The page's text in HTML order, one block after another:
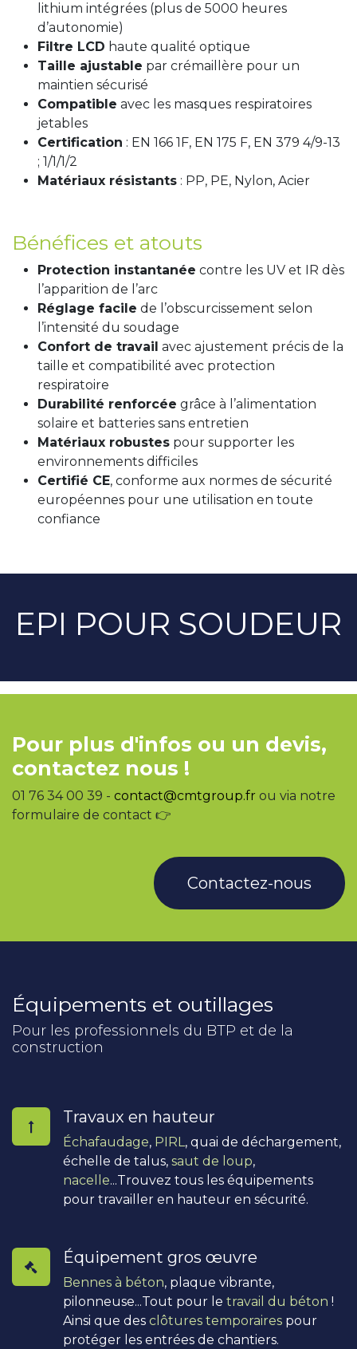
lithium intégrées (plus de 5000 heures
d’autonomie)
Filtre LCD haute qualité optique
Taille ajustable par crémaillère pour un
maintien sécurisé
Compatible avec les masques respiratoires
jetables
Certification : EN 166 1F, EN 175 F, EN 379 4/9-13
; 1/1/1/2
Matériaux résistants : PP, PE, Nylon, Acier
Bénéfices et atouts
Protection instantanée contre les UV et IR dès
l’apparition de l’arc
Réglage facile de l’obscurcissement selon
l’intensité du soudage
Confort de travail avec ajustement précis de la
taille et compatibilité avec protection
respiratoire
Durabilité renforcée grâce à l’alimentation
solaire et batteries sans entretien
Matériaux robustes pour supporter les
environnements difficiles
Certifié CE, conforme aux normes de sécurité
européennes pour une utilisation en toute
confiance
EPI POUR SOUDEUR
Pour plus d'infos ou un devis,
contactez nous !
01 76 34 00 39 - contact@cmtgroup.fr ou via notre
formulaire de contact 👉
Contactez-nous
Équipements et outillages
Pour les professionnels du BTP et de la
construction
Travaux en hauteur
Échafaudage, PIRL, quai de déchargement,
échelle de talus, saut de loup,
nacelle...Trouvez tous les équipements
pour travailler en hauteur en sécurité.
Équipement gros œuvre
Bennes à béton, plaque vibrante,
pilonneuse...Tout pour le travail du béton !
Ainsi que des clôtures temporaires pour
protéger les entrées de chantiers.